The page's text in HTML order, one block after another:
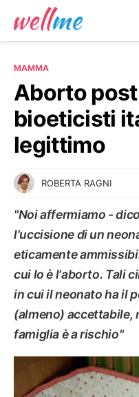
MAMMA
Aborto
bioeticisti
legittimo
ROBERTA RAGNI
"Noi affermiamo -
l'uccisione di un
eticamente
cui lo è l'aborto. Tali
in cui il neonato ha il
(almeno) accettabile,
famiglia è a rischio"